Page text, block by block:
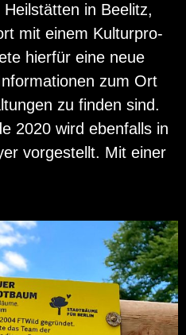
in Bee­litz,
mit einem Kul­tur­pro­
hier­für eine neue
zum Ort
zu fin­den sind.
2020 wird eben­falls in
vor­ge­stellt. Mit einer